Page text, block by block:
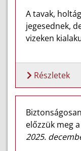
A tavak,
jegesednek,
vizeken
Részletek
előzzük meg
2025.